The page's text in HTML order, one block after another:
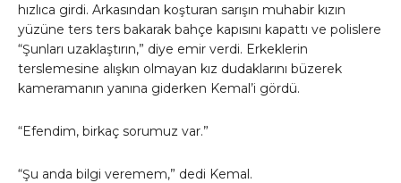
hızlıca girdi. Arkasından koşturan sarışın muhabir kızın
yüzüne ters ters bakarak bahçe kapısını kapattı ve polislere
“Şunları uzaklaştırın,” diye emir verdi. Erkeklerin
terslemesine alışkın olmayan kız dudaklarını büzerek
kameramanın yanına giderken Kemal’i gördü.
“Efendim, birkaç sorumuz var.”
“Şu anda bilgi veremem,” dedi Kemal.